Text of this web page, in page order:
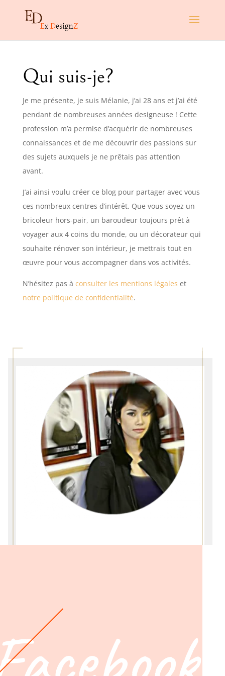
Qui suis-je?
Je me présente, je suis Mélanie, j’ai 28 ans et j’ai été
pendant de nombreuses années designeuse ! Cette
profession m’a permise d’acquérir de nombreuses
connaissances et de me découvrir des passions sur
des sujets auxquels je ne prêtais pas attention
avant.
J’ai ainsi voulu créer ce blog pour partager avec vous
ces nombreux centres d’intérêt. Que vous soyez un
bricoleur hors-pair, un baroudeur toujours prêt à
voyager aux 4 coins du monde, ou un décorateur qui
souhaite rénover son intérieur, je mettrais tout en
œuvre pour vous accompagner dans vos activités.
N’hésitez pas à consulter les mentions légales et
notre politique de confidentialité.